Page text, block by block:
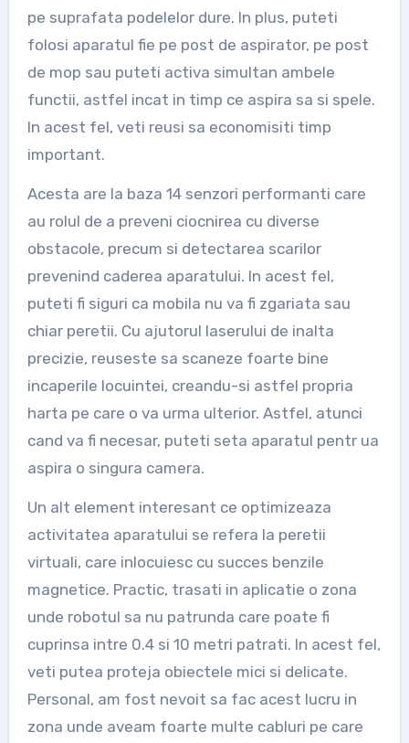
pe suprafata podelelor dure. In plus, puteti
folosi aparatul fie pe post de aspirator, pe post
de mop sau puteti activa simultan ambele
functii, astfel incat in timp ce aspira sa si spele.
In acest fel, veti reusi sa economisiti timp
important.
Acesta are la baza 14 senzori performanti care
au rolul de a preveni ciocnirea cu diverse
obstacole, precum si detectarea scarilor
prevenind caderea aparatului. In acest fel,
puteti fi siguri ca mobila nu va fi zgariata sau
chiar peretii. Cu ajutorul laserului de inalta
precizie, reuseste sa scaneze foarte bine
incaperile locuintei, creandu-si astfel propria
harta pe care o va urma ulterior. Astfel, atunci
cand va fi necesar, puteti seta aparatul pentr ua
aspira o singura camera.
Un alt element interesant ce optimizeaza
activitatea aparatului se refera la peretii
virtuali, care inlocuiesc cu succes benzile
magnetice. Practic, trasati in aplicatie o zona
unde robotul sa nu patrunda care poate fi
cuprinsa intre 0.4 si 10 metri patrati. In acest fel,
veti putea proteja obiectele mici si delicate.
Personal, am fost nevoit sa fac acest lucru in
zona unde aveam foarte multe cabluri pe care